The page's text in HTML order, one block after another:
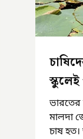
স্কুলেই
মালদা
চাষ